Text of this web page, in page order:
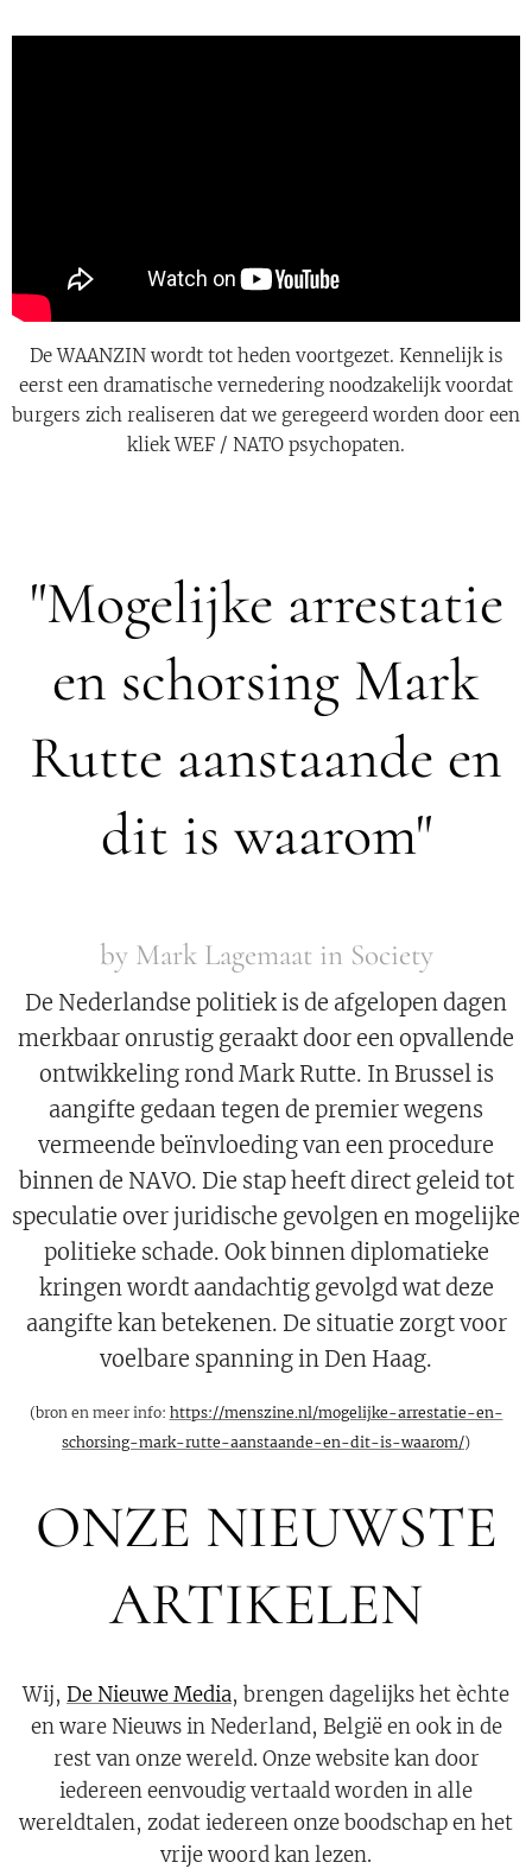
De WAANZIN wordt tot heden voortgezet. Kennelijk is
eerst een dramatische vernedering noodzakelijk voordat
burgers zich realiseren dat we geregeerd worden door een
kliek WEF / NATO psychopaten.
"Mogelijke arrestatie
en schorsing Mark
Rutte aanstaande en
dit is waarom"
by Mark Lagemaat in Society
De Nederlandse politiek is de afgelopen dagen
merkbaar onrustig geraakt door een opvallende
ontwikkeling rond Mark Rutte. In Brussel is
aangifte gedaan tegen de premier wegens
vermeende beïnvloeding van een procedure
binnen de NAVO. Die stap heeft direct geleid tot
speculatie over juridische gevolgen en mogelijke
politieke schade. Ook binnen diplomatieke
kringen wordt aandachtig gevolgd wat deze
aangifte kan betekenen. De situatie zorgt voor
voelbare spanning in Den Haag.
(bron en meer info: https://menszine.nl/mogelijke-arrestatie-en-
schorsing-mark-rutte-aanstaande-en-dit-is-waarom/)
ONZE NIEUWSTE
ARTIKELEN
Wij, De Nieuwe Media, brengen dagelijks het èchte
en ware Nieuws in Nederland, België en ook in de
rest van onze wereld. Onze website kan door
iedereen eenvoudig vertaald worden in alle
wereldtalen, zodat iedereen onze boodschap en het
vrije woord kan lezen.